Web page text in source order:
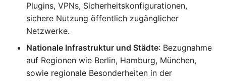
Plugins, VPNs, Sicherheitskonfigurationen,
sichere Nutzung öffentlich zugänglicher
Netzwerke.
Nationale Infrastruktur und Städte: Bezugnahme
auf Regionen wie Berlin, Hamburg, München,
sowie regionale Besonderheiten in der